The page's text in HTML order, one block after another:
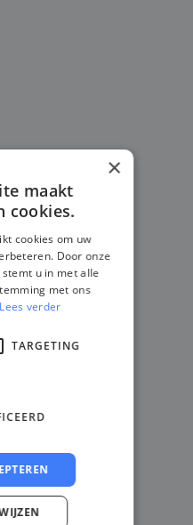
×
maakt
cookies.
cookies om uw
Door onze
u in met alle
met ons
Lees verder
TARGETING